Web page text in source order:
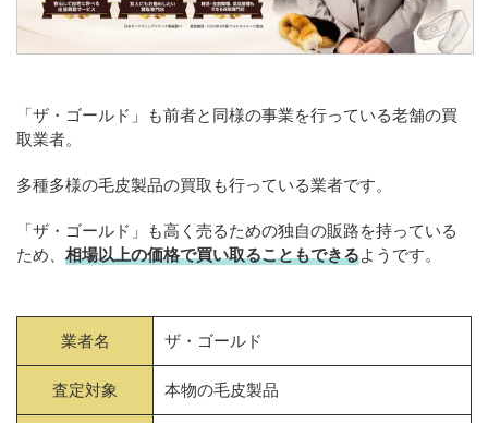
「ザ・ゴールド」も前者と同様の事業を行っている老舗の買
取業者。
多種多様の毛皮製品の買取も行っている業者です。
「ザ・ゴールド」も高く売るための独自の販路を持っている
ため、 相場以上の価格で買い取ることもできるようです。
業者名 ザ・ゴールド
査定対象 本物の毛皮製品